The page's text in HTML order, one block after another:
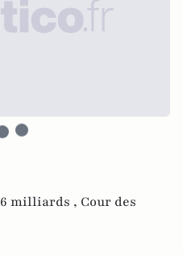
6 milliards , Cour des